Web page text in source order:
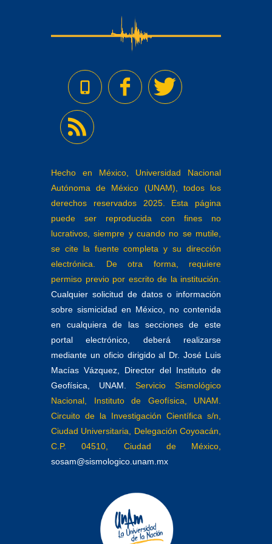
Hecho en México, Universidad Nacional
Autónoma de México (UNAM), todos los
derechos reservados 2025. Esta página
puede ser reproducida con fines no
lucrativos, siempre y cuando no se mutile,
se cite la fuente completa y su dirección
electrónica. De otra forma, requiere
permiso previo por escrito de la institución.
Cualquier solicitud de datos o información
sobre sismicidad en México, no contenida
en cualquiera de las secciones de este
portal electrónico, deberá realizarse
mediante un oficio dirigido al Dr. José Luis
Macías Vázquez, Director del Instituto de
Geofísica, UNAM.
Servicio Sismológico
Nacional, Instituto de Geofísica, UNAM.
Circuito de la Investigación Científica s/n,
Ciudad Universitaria, Delegación Coyoacán,
C.P. 04510, Ciudad de México,
sosam@sismologico.unam.mx